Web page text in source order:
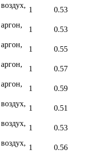
1 0.53
1
0.53
1
0.55
1
0.57
1 0.59
1 0.51
1 0.53
1 0.56